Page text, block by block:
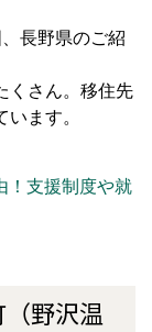
長野県のご紹
くさん。移住先
ます。
！支援制度や就
野沢温